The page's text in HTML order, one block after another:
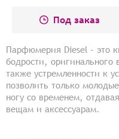
Под заказ
Парфюмерия Diesel – это
бодрости, оригинального
также устремленности к
позволить только
ногу со временем,
вещам и аксессуарам.